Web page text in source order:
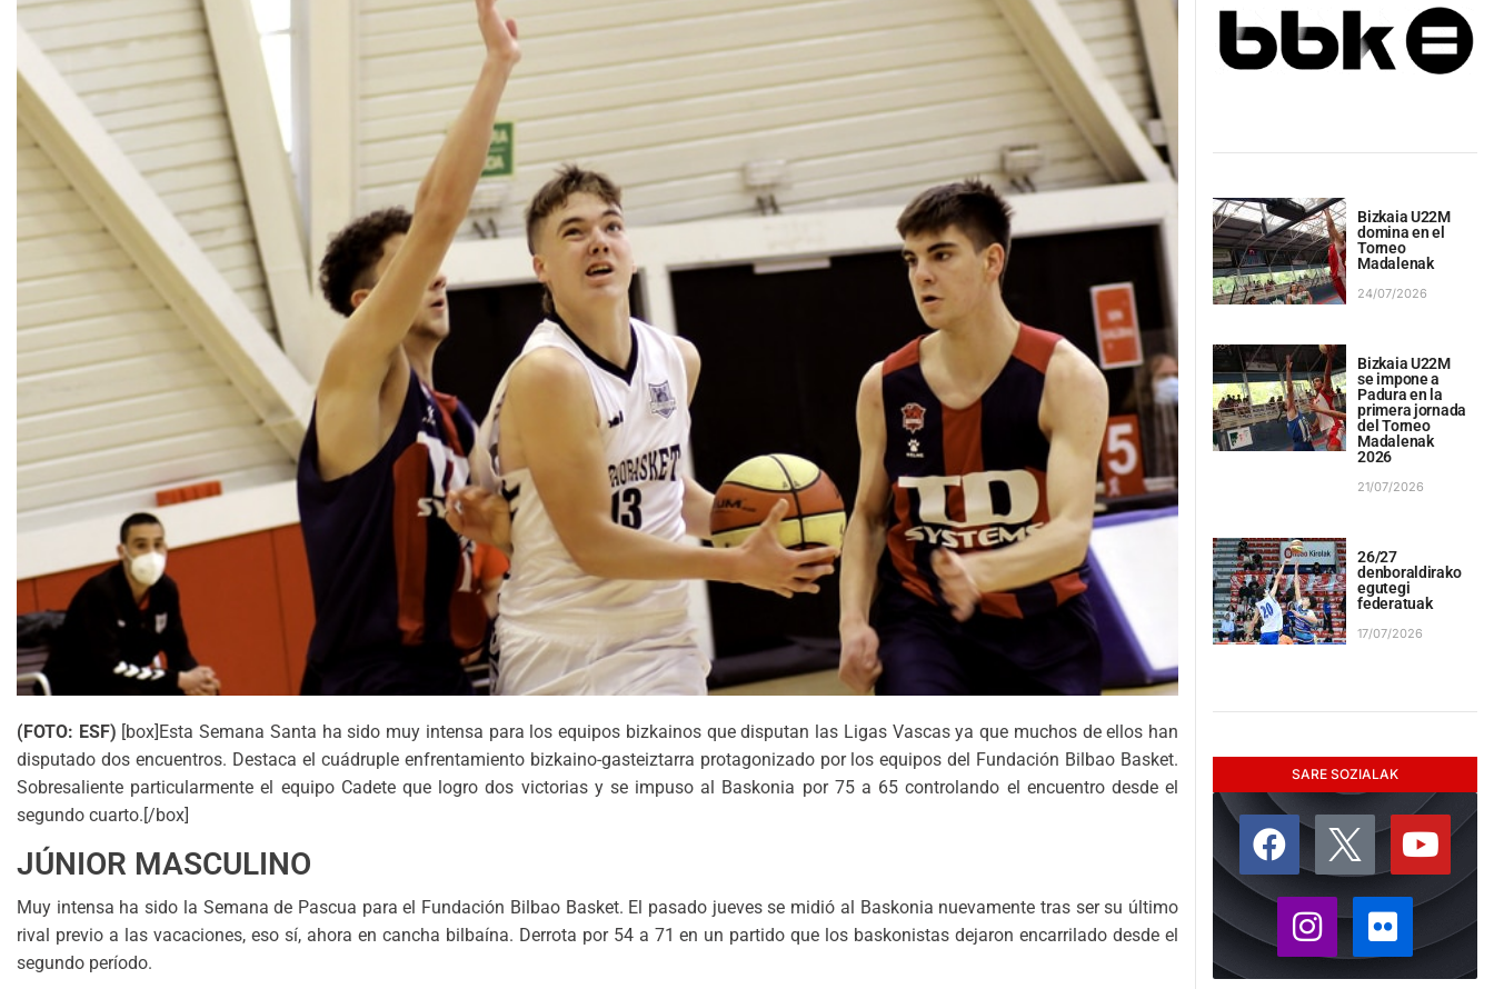
(FOTO: ESF) [box]Esta Semana Santa ha sido muy intensa para los equipos bizkainos que disputan las Ligas Vascas ya que muchos de ellos han
disputado dos encuentros. Destaca el cuádruple enfrentamiento bizkaino-gasteiztarra protagonizado por los equipos del Fundación Bilbao Basket.
Sobresaliente particularmente el equipo Cadete que logro dos victorias y se impuso al Baskonia por 75 a 65 controlando el encuentro desde el
segundo cuarto.[/box]
JÚNIOR MASCULINO
Muy intensa ha sido la Semana de Pascua para el Fundación Bilbao Basket. El pasado jueves se midió al Baskonia nuevamente tras ser su último
rival previo a las vacaciones, eso sí, ahora en cancha bilbaína. Derrota por 54 a 71 en un partido que los baskonistas dejaron encarrilado desde el
segundo período.
Bizkaia U22M
domina en el
Torneo
Madalenak
24/07/2026
Bizkaia U22M
se impone a
Padura en la
primera jornada
del Torneo
Madalenak
2026
21/07/2026
26/27
denboraldirako
egutegi
federatuak
17/07/2026
SARE SOZIALAK